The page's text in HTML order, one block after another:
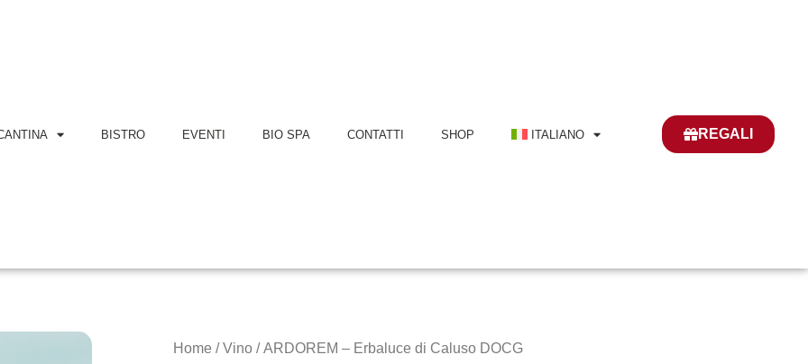
BISTRO EVENTI BIO SPA CONTATTI SHOP ITALIANO REGALI
Home /Vino / ARDOREM – Erbaluce di Caluso DOCG